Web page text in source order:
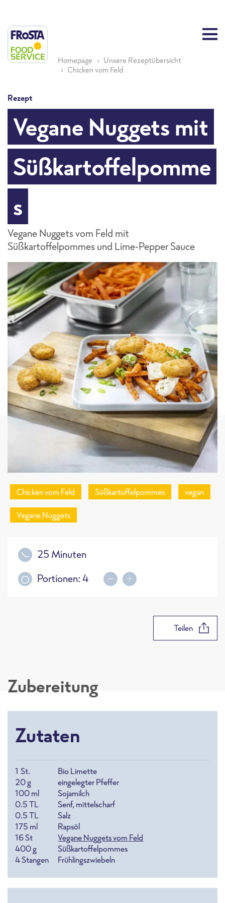
Homepage
Unsere Rezeptübersicht
Chicken vom Feld
Rezept
Vegane Nuggets mit
Süßkartoffelpomme
s
Vegane Nuggets vom Feld mit
Süßkartoffelpommes und Lime-Pepper Sauce
Chicken vom Feld Süßkartoffelpommes vegan
Vegane Nuggets
25 Minuten
Portionen:4
Teilen
Zubereitung
Zutaten
1 St.
Bio Limette
20g
eingelegter Pfeffer
100ml
Sojamilch
0.5TL
Senf, mittelscharf
0.5TL
Salz
175 ml
Rapsöl
16St
Vegane Nuggets vom Feld
400g
Süßkartoffelpommes
4Stangen Frühlingszwiebeln